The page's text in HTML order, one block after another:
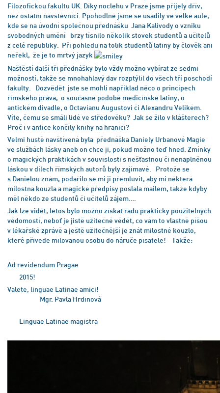
Filozofickou fakultu UK. Díky noclehu v Praze jsme přijely dřív,
než ostatní návštěvníci. Ppohodlně jsme se usadily ve velké aule,
kde se na úvodní společnou přednášku Jana Kalivody o vzniku
svobodných umění brzy tísnilo několik stovek studentů a učitelů
z celé republiky. Při pohledu na tolik studentů latiny by člověk ani
neřekl, že je to mrtvý jazyk
Naštěstí další tři přednášky bylo vždy možno vybírat ze sedmi
možností, takže se mnohahlavý dav rozptýlil do všech tří poschodí
fakulty. Dozvědět jste se mohli například něco o principech
římského práva, o současné podobě medicínské latiny, o
antickém divadle, o Octavianu Augustovi či Alexandru Velikém.
Víte, čemu se smáli lidé ve středověku? Jak se žilo v klášterech?
Proč i v antice končily knihy na hranici?
Velmi hustě navštívená byla přednáška Daniely Urbanové Magie
ve službách lásky aneb on chce ji, pokud možno teď hned. Zmínky
o magických praktikách v souvislosti s nešťastnou či nenaplněnou
láskou v dílech římských autorů byly zajímavé. Protože se
s Danielou znám, podařilo se mi ji přemluvit, aby mi některá
milostná kouzla a magické předpisy poslala mailem, takže kdyby
měl někdo ze studentů či učitelů zájem….
Jak lze vidět, letos bylo možno získat řadu prakticky použitelných
vědomostí, neboť je jistě užitečné vědět, co vám to vlastně píšou
v lékařské zprávě a ještě užitečnější je znát milostné kouzlo,
které přivede milovanou osobu do náruče pisatele! Takže:
Ad revidendum Pragae
2015!
Valete, linguae Latinae amici!
Mgr. Pavla Hrdinová
Linguae Latinae magistra